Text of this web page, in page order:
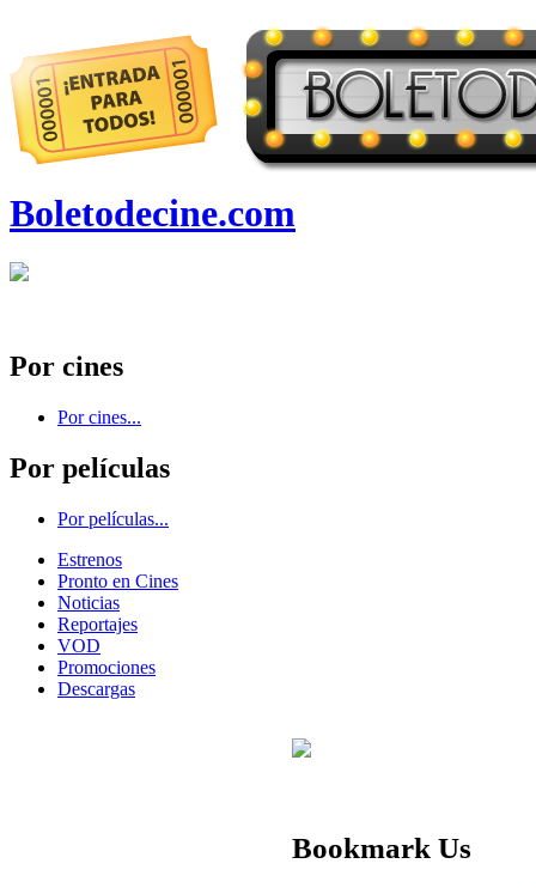
Boletodecine.com
Por cines
Por cines...
Por películas
Por películas...
Estrenos
Pronto en Cines
Noticias
Reportajes
VOD
Promociones
Descargas
Bookmark Us